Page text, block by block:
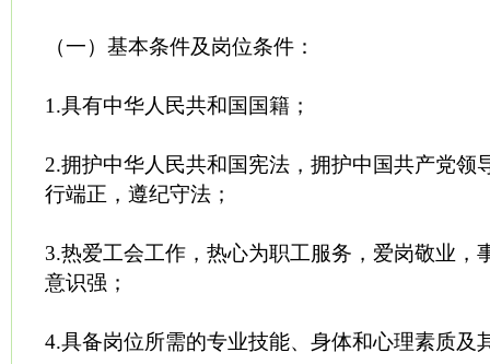
（一）基本条件及岗位条件：
1.具有中华人民共和国国籍；
2.拥护中华人民共和国宪法，拥护中国共产党领
行端正，遵纪守法；
3.热爱工会工作，热心为职工服务，爱岗敬业，
意识强；
4.具备岗位所需的专业技能、身体和心理素质及